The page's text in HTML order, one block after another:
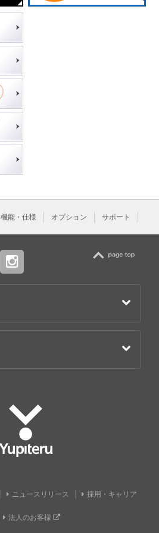
機能・仕様 オプション サポート
ニュースリリース 採用・キャリア
法人のお客様